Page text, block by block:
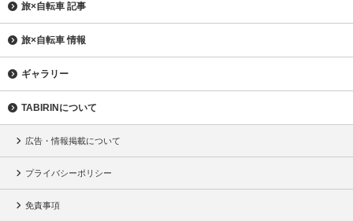
旅×自転車 記事
旅×自転車 情報
ギャラリー
TABIRINについて
広告・情報掲載について
プライバシーポリシー
免責事項